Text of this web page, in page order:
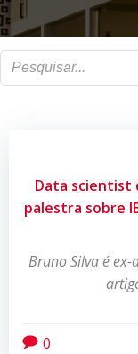
Data scientist
palestra sobre
Bruno Silva é
0